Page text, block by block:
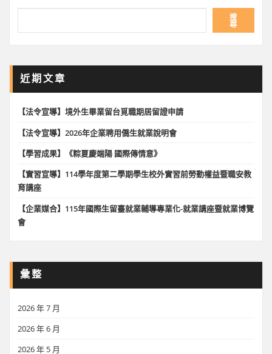
搜
尋
近期文章
【法令宣導】境外生畢業留台覓職期居留證申請
【法令宣導】2026年企業聘用僑生就業說明會
【學習成果】《粽夏慶端陽 國際傳情意》
【實習宣導】114學年度第二學期學生校外實習前勞動權益暨職安教
育講座
【企業媒合】115年國際生留臺就業輔導專業化-就業講座暨就業博覽
會
彙整
2026 年 7 月
2026 年 6 月
2026 年 5 月